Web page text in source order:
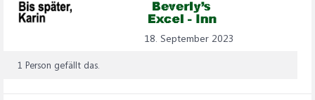
18. September 2023
1 Person gefällt das.